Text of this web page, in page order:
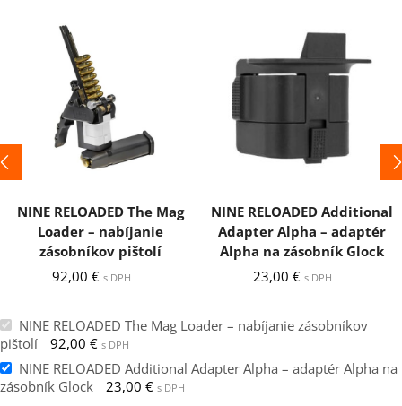
NINE RELOADED The Mag
Loader – nabíjanie
zásobníkov pištolí
92,00 € s DPH
NINE RELOADED Additional
Adapter Alpha – adaptér
Alpha na zásobník Glock
23,00 € s DPH
NINE RELOADED The Mag Loader – nabíjanie zásobníkov
pištolí
92,00 € s DPH
NINE RELOADED Additional Adapter Alpha – adaptér Alpha na
zásobník Glock
23,00 € s DPH